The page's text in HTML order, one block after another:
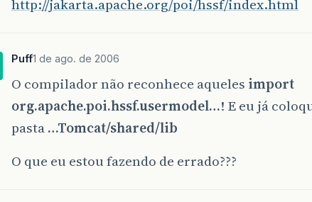
http://jakarta.apache.org/poi/hssf/index.html
Puff1 de ago. de 2006
O compilador não reconhece aqueles import
org.apache.poi.hssf.usermodel…! E eu já
pasta…Tomcat/shared/lib
O que eu estou fazendo de errado???